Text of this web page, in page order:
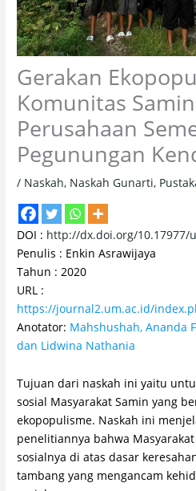
Gerakan
Komunitas
Perusahaan
Pegunungan
/ Naskah, Naskah Gunarti,
DOI : http://dx.doi.org/10.17977/
Penulis : Enkin Asrawijaya
Tahun : 2020
URL :
https://journal2.um.ac.id/
Anotator: Mahshushah, Ananda
dan Lidwina Nathania
Tujuan dari naskah ini yaitu
sosial Masyarakat Samin yang
ekopopulisme. Naskah ini
penelitiannya bahwa
sosialnya di atas dasar
tambang yang mengancam